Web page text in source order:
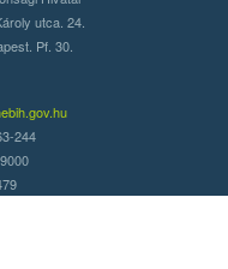
utca. 24.
Pf. 30.
244